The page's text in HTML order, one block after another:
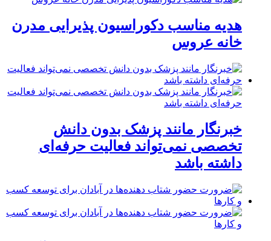
هدیه مناسب دکوراسیون پذیرایی مدرن
خانه عروس
خبرنگار مانند پزشک بدون دانش
تخصصی نمی‌تواند فعالیت حرفه‌ای
داشته باشد